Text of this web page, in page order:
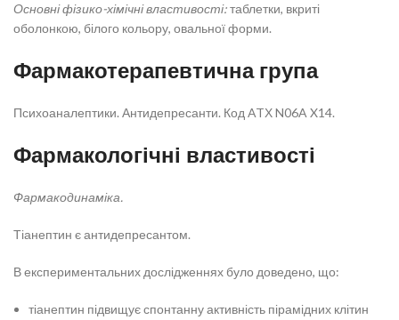
Основні фізико-хімічні властивості:таблетки, вкриті
оболонкою, білого кольору, овальної форми.
Фармакотерапевтична група
Психоаналептики. Антидепресанти. Код ATХ N06A X14.
Фармакологічні властивості
Фармакодинаміка.
Тіанептин є антидепресантом.
В експериментальних дослідженнях було доведено, що:
тіанептин підвищує спонтанну активність пірамідних клітин